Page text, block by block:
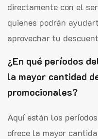
directamente con el
quienes podrán
aprovechar tu
¿En qué períodos
la mayor cantidad
promocionales?
Aquí están los
ofrece la mayor